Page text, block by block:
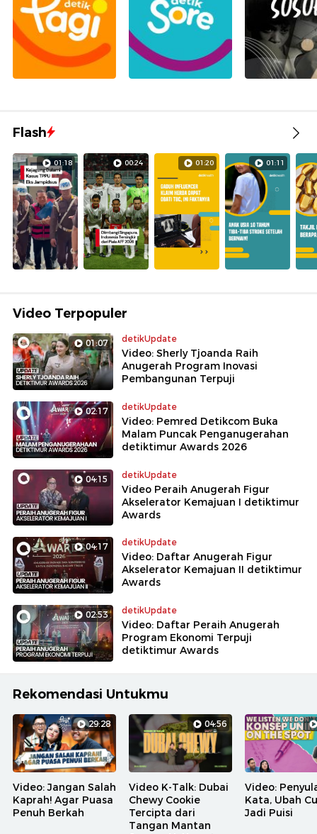
Flash
01:18 00:24 01:20 01:11
Video Terpopuler
01:07 detikUpdate
Video: Sherly Tjoanda Raih
Anugerah Program Inovasi
Pembangunan Terpuji
02:17 detikUpdate
Video: Pemred Detikcom Buka
Malam Puncak Penganugerahan
detiktimur Awards 2026
04:15 detikUpdate
Video Peraih Anugerah Figur
Akselerator Kemajuan I detiktimur
Awards
04:17 detikUpdate
Video: Daftar Anugerah Figur
Akselerator Kemajuan II detiktimur
Awards
02:53 detikUpdate
Video: Daftar Peraih Anugerah
Program Ekonomi Terpuji
detiktimur Awards
Rekomendasi Untukmu
29:28
Video: Jangan Salah
Kaprah! Agar Puasa
Penuh Berkah
04:56
Video K-Talk: Dubai
Chewy Cookie
Tercipta dari
Tangan Mantan
Video:
Kata, Ubah
Jadi Puisi